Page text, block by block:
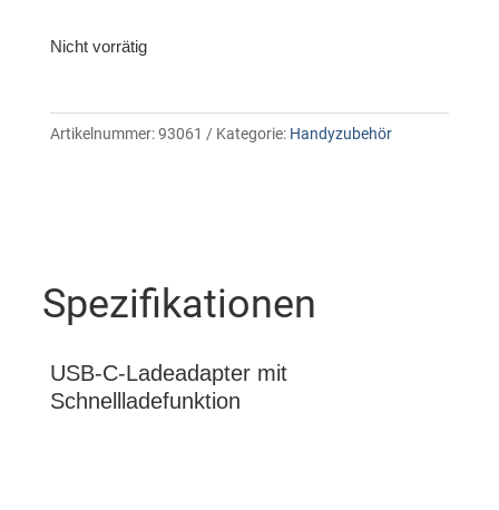
Nicht vorrätig
Artikelnummer:93061 Kategorie: Handyzubehör
Spezifikationen
USB-C-Ladeadapter mit
Schnellladefunktion